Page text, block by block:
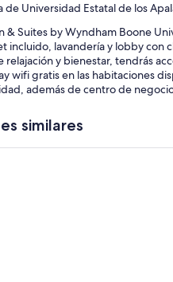
de Universidad Estatal de los
& Suites by Wyndham Boone
incluido, lavandería y lobby con
relajación y bienestar, tendrás
wifi gratis en las habitaciones
además de centro de
similares
- University Area by IHG